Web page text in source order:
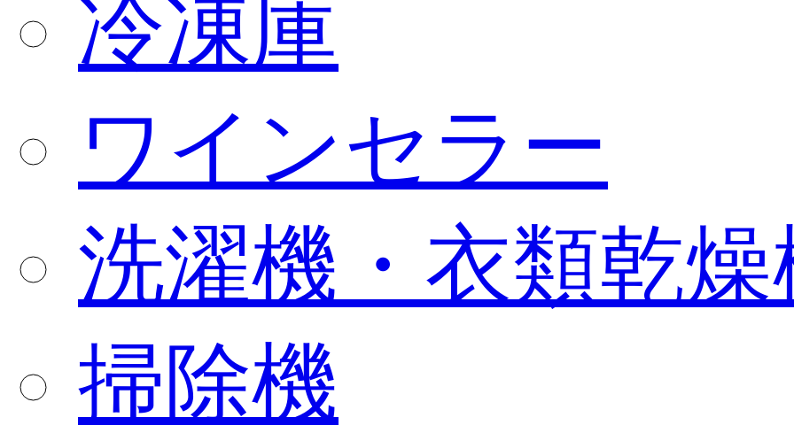
冷凍庫
ワインセラー
洗濯機・衣類乾燥
掃除機